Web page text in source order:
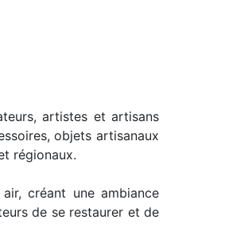
artistes et artisans
objets artisanaux
régionaux.
créant une ambiance
de se restaurer et de